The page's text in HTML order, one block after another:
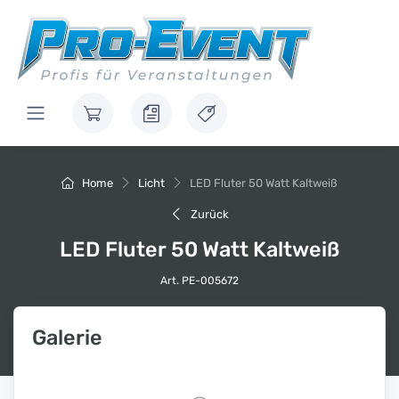
Home Licht LED Fluter 50 Watt Kaltweiß
Zurück
LED Fluter 50 Watt Kaltweiß
Art. PE-005672
Galerie